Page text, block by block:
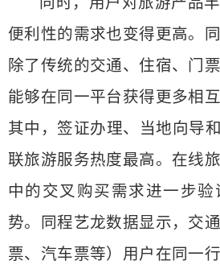
便利性的需求也变得更高。
除了传统的交通、住宿、门
能够在同一平台获得更多相
其中，签证办理、当地向导
联旅游服务热度最高。在线
中的交叉购买需求进一步验
势。同程艺龙数据显示，交
票、汽车票等）用户在同一